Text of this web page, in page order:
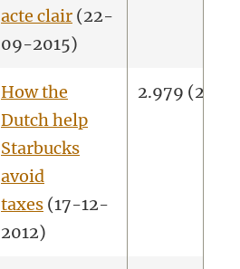
acte clair (22-
09-2015)
How the
Dutch help
Starbucks
avoid
taxes (17-12-
2012)
2.979